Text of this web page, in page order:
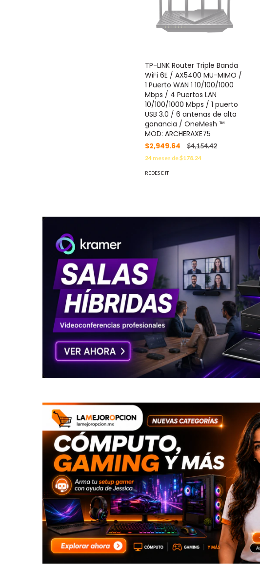
TP-LINK Router Triple Banda
WiFi 6E / AX5400 MU-MIMO /
1 Puerto WAN 1 10/100/1000
Mbps / 4 Puertos LAN
10/100/1000 Mbps / 1 puerto
USB 3.0 / 6 antenas de alta
ganancia / OneMesh ™
MOD: ARCHERAXE75
$2,949.64
$4,154.42
24meses de$178.24
REDES E IT